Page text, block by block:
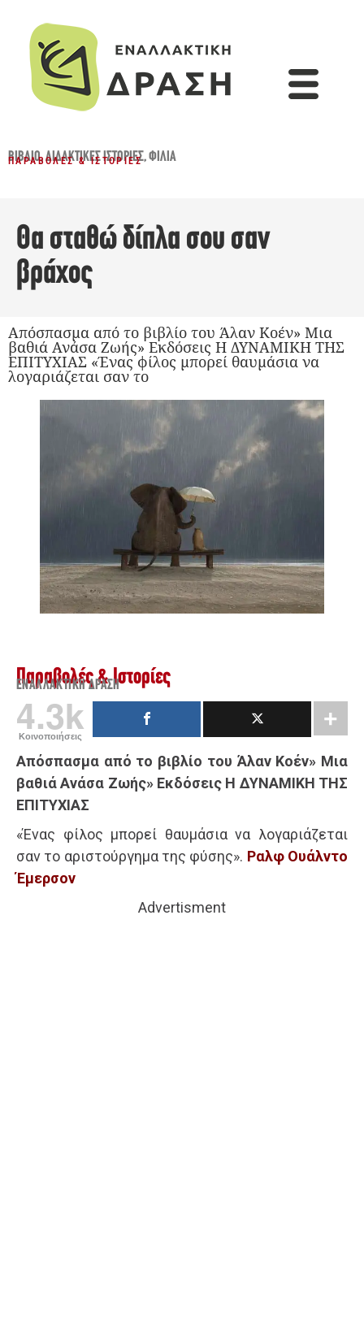
ΒΙΒΛΊΟ,ΔΙΔΑΚΤΙΚΈΣ ΙΣΤΟΡΊΕΣ,ΦΙΛΊΑ
ΠΑΡΑΒΟΛΈΣ & ΙΣΤΟΡΊΕΣ
Θα σταθώ δίπλα σου σαν
βράχος
Απόσπασμα από το βιβλίο του Άλαν Κοέν» Μια
βαθιά Ανάσα Ζωής» Εκδόσεις Η ΔΥΝΑΜΙΚΗ ΤΗΣ
ΕΠΙΤΥΧΙΑΣ «Ένας φίλος μπορεί θαυμάσια να
λογαριάζεται σαν το
Παραβολές & Ιστορίες
ΕΝΑΛΛΑΚΤΙΚΉ ΔΡΆΣΗ
4.3k
Κοινοποιήσεις
Απόσπασμα από το βιβλίο του Άλαν Κοέν» Μια
βαθιά Ανάσα Ζωής» Εκδόσεις Η ΔΥΝΑΜΙΚΗ ΤΗΣ
ΕΠΙΤΥΧΙΑΣ
«Ένας φίλος μπορεί θαυμάσια να λογαριάζεται
σαν το αριστούργημα της φύσης». Ραλφ Ουάλντο
Έμερσον
Advertisment